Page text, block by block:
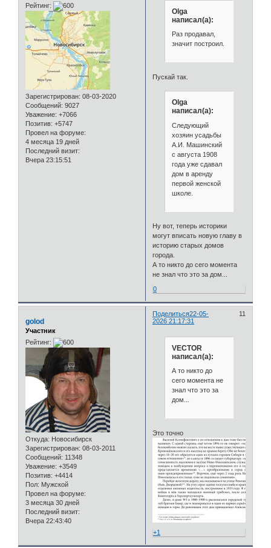
Рейтинг:
Зарегистрирован: 08-03-2020
Сообщений: 9027
Уважение: +7066
Позитив: +5747
Провел на форуме:
4 месяца 19 дней
Последний визит:
Вчера 23:15:51
Olga
написал(а):
Раз продавал,
значит построил.
Пускай так.
Olga
написал(а):
Следующий
хозяин усадьбы
А.И. Машинский
с августа 1908
года уже сдавал
дом в аренду
первой женской
школе.
Ну вот, теперь историки
могут вписать новую главу в
историю старых домов
города.
А то никто до сего момента
не знал что это за дом...
0
Поделиться 11
22-05-
2026 21:17:31
golod
Участник
Рейтинг:
Откуда: Новосибирск
Зарегистрирован: 08-03-2011
Сообщений: 11348
Уважение: +3549
Позитив: +4414
Пол: Мужской
Провел на форуме:
3 месяца 30 дней
Последний визит:
Вчера 22:43:40
VECTOR
написал(а):
А то никто до
сего момента не
знал что это за
дом...
Это точно
+1